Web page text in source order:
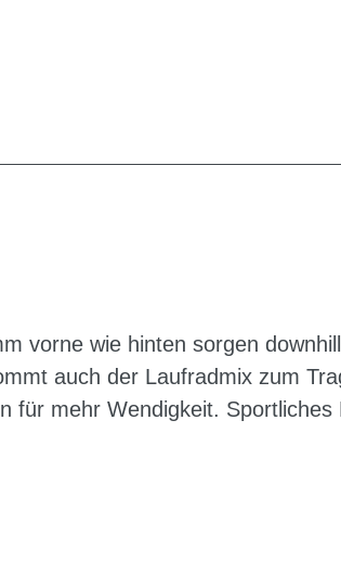
vorne wie hinten sorgen
auch der Laufradmix zum
für mehr Wendigkeit. Sportliches